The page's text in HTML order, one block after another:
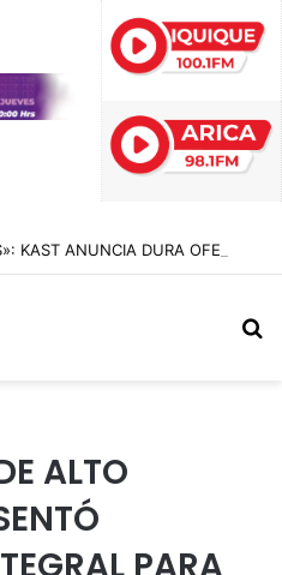
ALTO
PARA